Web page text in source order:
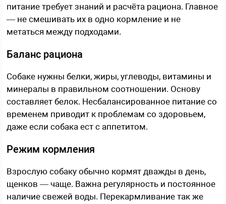
питание требует знаний и расчёта рациона. Главное
— не смешивать их в одно кормление и не
метаться между подходами.
Баланс рациона
Собаке нужны белки, жиры, углеводы, витамины и
минералы в правильном соотношении. Основу
составляет белок. Несбалансированное питание со
временем приводит к проблемам со здоровьем,
даже если собака ест с аппетитом.
Режим кормления
Взрослую собаку обычно кормят дважды в день,
щенков — чаще. Важна регулярность и постоянное
наличие свежей воды. Перекармливание так же